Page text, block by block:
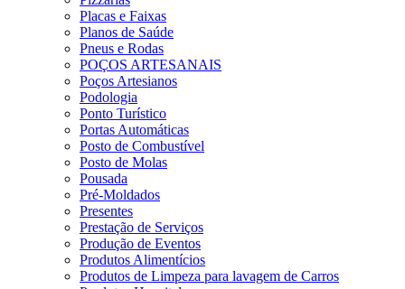
Placas e Faixas
Planos de Saúde
Pneus e Rodas
POÇOS ARTESANAIS
Poços Artesianos
Podologia
Ponto Turístico
Portas Automáticas
Posto de Combustível
Posto de Molas
Pousada
Pré-Moldados
Presentes
Prestação de Serviços
Produção de Eventos
Produtos Alimentícios
Produtos de Limpeza para lavagem de Carros